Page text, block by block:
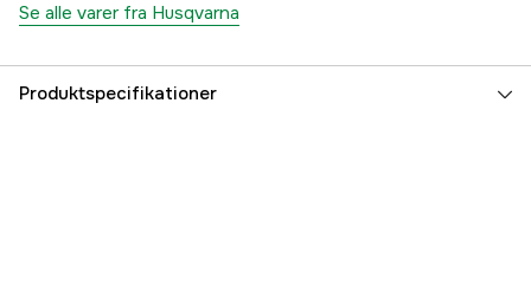
Se alle varer fra Husqvarna
Produktspecifikationer